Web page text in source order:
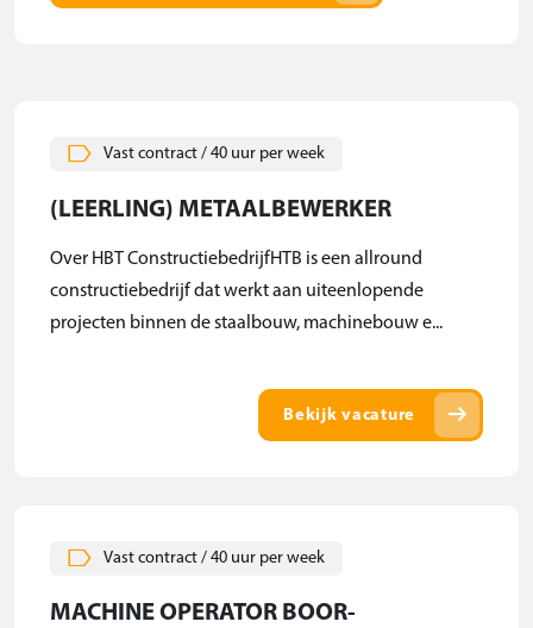
Vast contract / 40 uur per week
(LEERLING) METAALBEWERKER
Over HBT ConstructiebedrijfHTB is een allround
constructiebedrijf dat werkt aan uiteenlopende
projecten binnen de staalbouw, machinebouw e...
Bekijk vacature arrow_right_alt
Vast contract / 40 uur per week
MACHINE OPERATOR BOOR-